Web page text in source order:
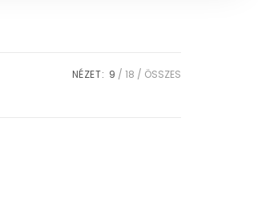
NÉZET: 9 18 ÖSSZES